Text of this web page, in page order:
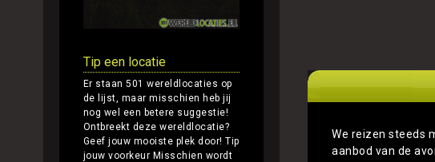
Tip een locatie
Er staan 501 wereldlocaties op
de lijst, maar misschien heb jij
nog wel een betere suggestie!
Ontbreekt deze wereldlocatie?
Geef jouw mooiste plek door!Tip
jouw voorkeur Misschien wordt
We reizen steeds
aanbod van de